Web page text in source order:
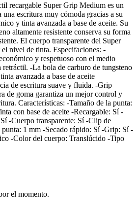
recargable Super Grip Medium es un
escritura muy cómoda gracias a su
y tinta avanzada a base de aceite. Su
altamente resistente conserva su forma
El cuerpo transparente del Super
nivel de tinta. Especifaciones: -
y respetuoso con el medio
retráctil. -La bola de carburo de tungsteno
avanzada a base de aceite
de escritura suave y fluida. -Grip
de goma garantiza un mejor control y
Características: -Tamaño de la punta:
con base de aceite -Recargable: Sí -
-Cuerpo transparente: Sí -Clip de
1 mm -Secado rápido: Sí -Grip: Sí -
-Color del cuerpo: Translúcido -Tipo
el momento.